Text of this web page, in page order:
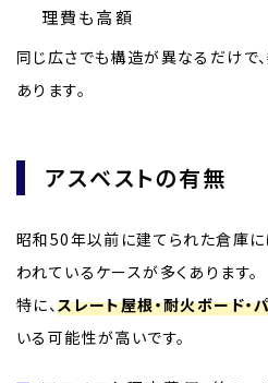
理費も高額
同じ広さでも構造が異なるだけで
あります。
アスベストの有無
昭和50年以前に建てられた倉庫に
われているケースが多くあります。
特に、スレート屋根・耐火ボード・
いる可能性が高いです。